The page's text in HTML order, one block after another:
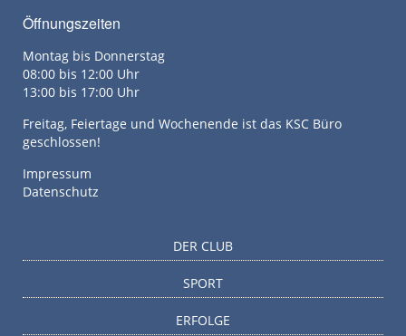
Öffnungszeiten
Montag bis Donnerstag
08:00 bis 12:00 Uhr
13:00 bis 17:00 Uhr
Freitag, Feiertage und Wochenende ist das KSC Büro
geschlossen!
Impressum
Datenschutz
DER CLUB
SPORT
ERFOLGE